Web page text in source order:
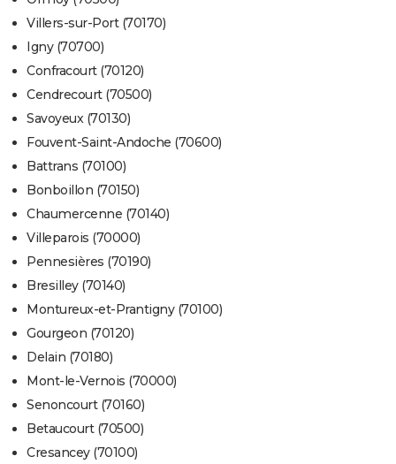
Villers-sur-Port (70170)
Igny (70700)
Confracourt (70120)
Cendrecourt (70500)
Savoyeux (70130)
Fouvent-Saint-Andoche (70600)
Battrans (70100)
Bonboillon (70150)
Chaumercenne (70140)
Villeparois (70000)
Pennesières (70190)
Bresilley (70140)
Montureux-et-Prantigny (70100)
Gourgeon (70120)
Delain (70180)
Mont-le-Vernois (70000)
Senoncourt (70160)
Betaucourt (70500)
Cresancey (70100)